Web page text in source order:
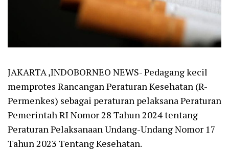
JAKARTA ,INDOBORNEO NEWS- Pedagang kecil
memprotes Rancangan Peraturan Kesehatan (R-
Permenkes) sebagai peraturan pelaksana Peraturan
Pemerintah RI Nomor 28 Tahun 2024 tentang
Peraturan Pelaksanaan Undang-Undang Nomor 17
Tahun 2023 Tentang Kesehatan.